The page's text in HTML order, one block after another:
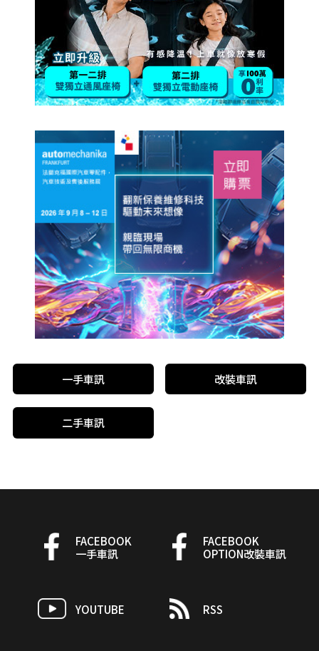
一手車訊 改裝車訊
二手車訊
FACEBOOK
一手車訊
FACEBOOK
OPTION改裝車訊
YOUTUBE RSS